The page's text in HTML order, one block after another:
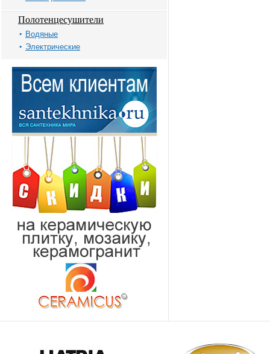
Полотенцесушители
Водяные
Электрические